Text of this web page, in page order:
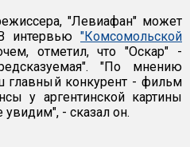
"Левиафан" может
интервью "Комсомольской
отметил, что "Оскар" -
"По мнению
главный конкурент - фильм
у аргентинской картины
- сказал он.